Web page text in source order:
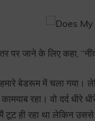
पर जाने के लिए कहा,
बेडरूम में चला गया।
रहा। वो दर्द धीरे
टूट ही रहा था लेकिन